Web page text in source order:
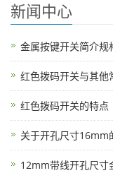
新闻中心
金属按键开关简介规
红色拨码开关与其他
红色拨码开关的特点
关于开孔尺寸16mm
12mm带线开孔尺寸